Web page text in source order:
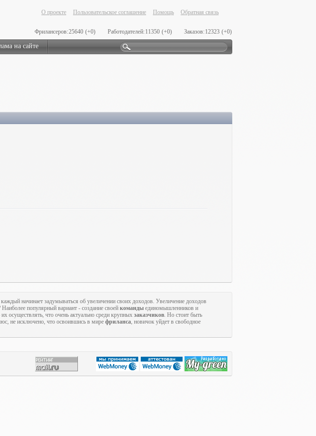
О проекте Пользовательское соглашение Помощь Обратная связь
Фрилансеров:25640 (+0) Работодателей:11350 (+0) Заказов:12323 (+0)
на сайте
начинает задумываться об увеличении своих доходов. Увеличение доходов
популярный вариант - создание своей команды единомышленников и
осуществлять, что очень актуально среди крупных заказчиков. Но стоит быть
не исключено, что освоившись в мире фриланса, новичок уйдет в свободное